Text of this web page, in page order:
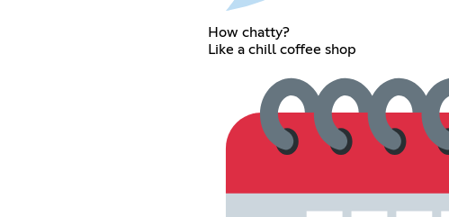
How chatty?
Like a chill coffee shop